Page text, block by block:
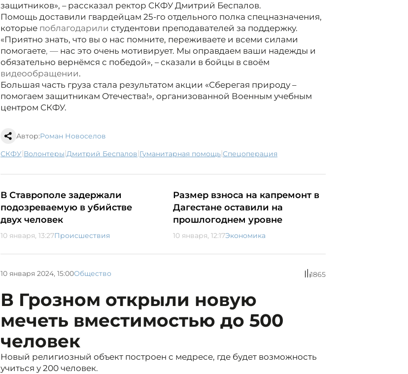
защитников», – рассказал ректор СКФУ Дмитрий Беспалов.
Помощь доставили гвардейцам 25-го отдельного полка спецназначения,
которые поблагодарили студентови преподавателей за поддержку.
«Приятно знать, что вы о нас помните, переживаете и всеми силами
помогаете, — нас это очень мотивирует. Мы оправдаем ваши надежды и
обязательно вернёмся с победой», – сказали в бойцы в своём
видеообращении.
Большая часть груза стала результатом акции «Сберегая природу –
помогаем защитникам Отечества!», организованной Военным учебным
центром СКФУ.
Автор:Роман Новоселов
СКФУ| волонтеры| Дмитрий Беспалов| гуманитарная помощь| спецоперация
В Ставрополе задержали
подозреваемую в убийстве
двух человек
10 января, 13:27Происшествия
Размер взноса на капремонт в
Дагестане оставили на
прошлогоднем уровне
10 января, 12:17Экономика
10 января 2024, 15:00Общество 1865
В Грозном открыли новую
мечеть вместимостью до 500
человек
Новый религиозный объект построен с медресе, где будет возможность
учиться у 200 человек.